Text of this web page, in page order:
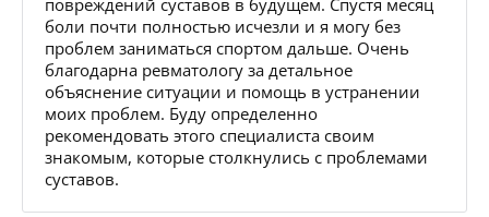
боли почти полностью исчезли и я могу без
проблем заниматься спортом дальше. Очень
благодарна ревматологу за детальное
объяснение ситуации и помощь в устранении
моих проблем. Буду определенно
рекомендовать этого специалиста своим
знакомым, которые столкнулись с проблемами
суставов.